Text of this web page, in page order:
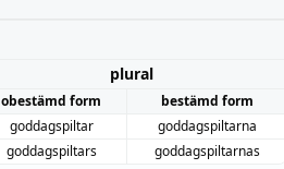
plural
obestämd form
bestämd form
goddagspiltar
goddagspiltarna
goddagspiltars goddagspiltarnas